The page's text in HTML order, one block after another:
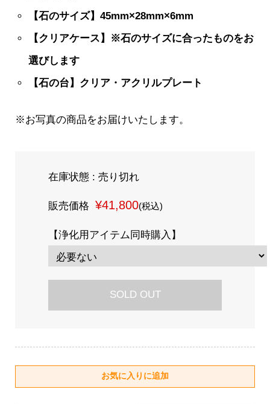
【石のサイズ】45mm×28mm×6mm
【クリアケース】※石のサイズに合ったものをお
選びします
【石の台】クリア・アクリルプレート
※お写真の商品をお届けいたします。
在庫状態 : 売り切れ
販売価格 ¥41,800(税込)
【浄化用アイテム同時購入】
SOLD OUT